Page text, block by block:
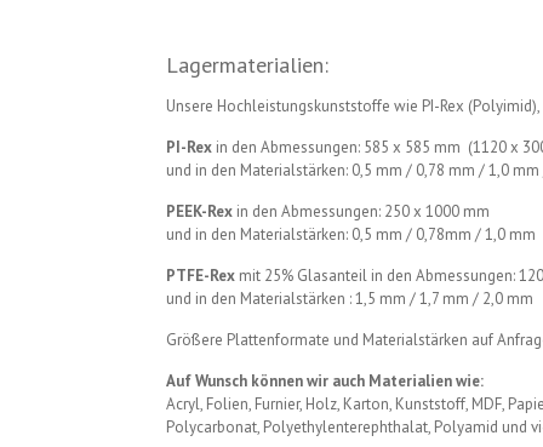
Lagermaterialien:
Unsere Hochleistungskunststoffe wie PI-Rex
PI-Rex in den Abmessungen: 585 x 585 mm (1120 x
und in den Materialstärken: 0,5 mm / 0,78 mm / 1,0
PEEK-Rex in den Abmessungen: 250 x 1000 mm
und in den Materialstärken: 0,5 mm / 0,78mm / 1,0 mm
PTFE-Rex mit 25% Glasanteil in den Abmessungen:
und in den Materialstärken : 1,5 mm / 1,7 mm / 2,0 mm
Größere Plattenformate und Materialstärken auf
Auf Wunsch können wir auch Materialien wie:
Acryl, Folien, Furnier, Holz, Karton, Kunststoff, MDF,
Polycarbonat, Polyethylenterephthalat, Polyamid und